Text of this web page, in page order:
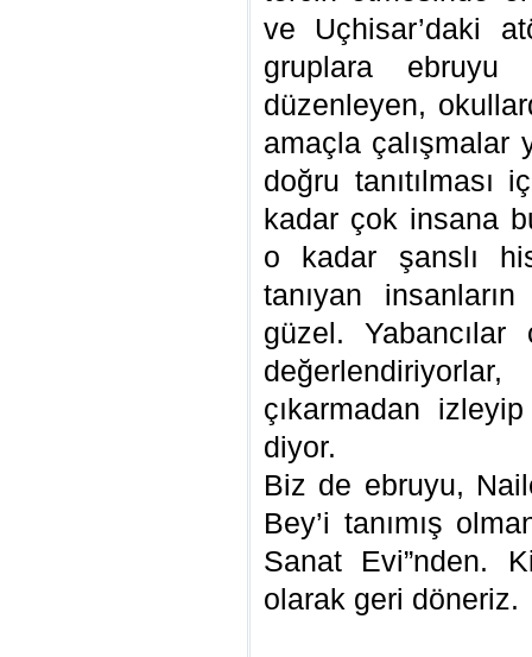
ve Uçhisar’daki
gruplara ebruyu
düzenleyen,
amaçla çalışmalar
doğru tanıtılması
kadar çok insana
o kadar şanslı
tanıyan
güzel.
çıkarmadan
diyor.
Biz de ebruyu,
Bey’i tanımış
Sanat Evi”nden.
olarak geri döneriz.